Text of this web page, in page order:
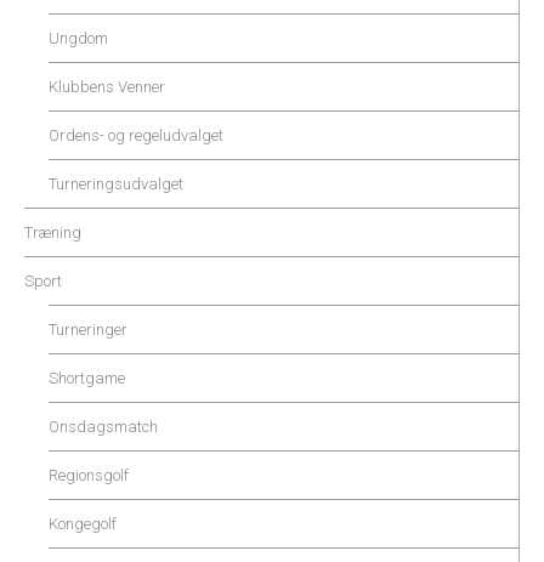
Ungdom
Klubbens Venner
Ordens- og regeludvalget
Turneringsudvalget
Træning
Sport
Turneringer
Shortgame
Onsdagsmatch
Regionsgolf
Kongegolf